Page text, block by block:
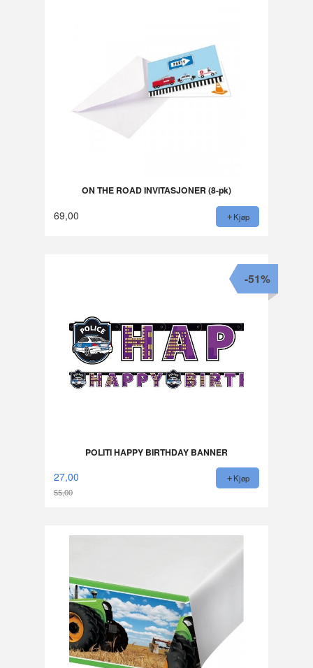
ON THE ROAD INVITASJONER (8-pk)
69,00 Kjøp
POLITI HAPPY BIRTHDAY BANNER
27,00
55,00
-51%
Kjøp